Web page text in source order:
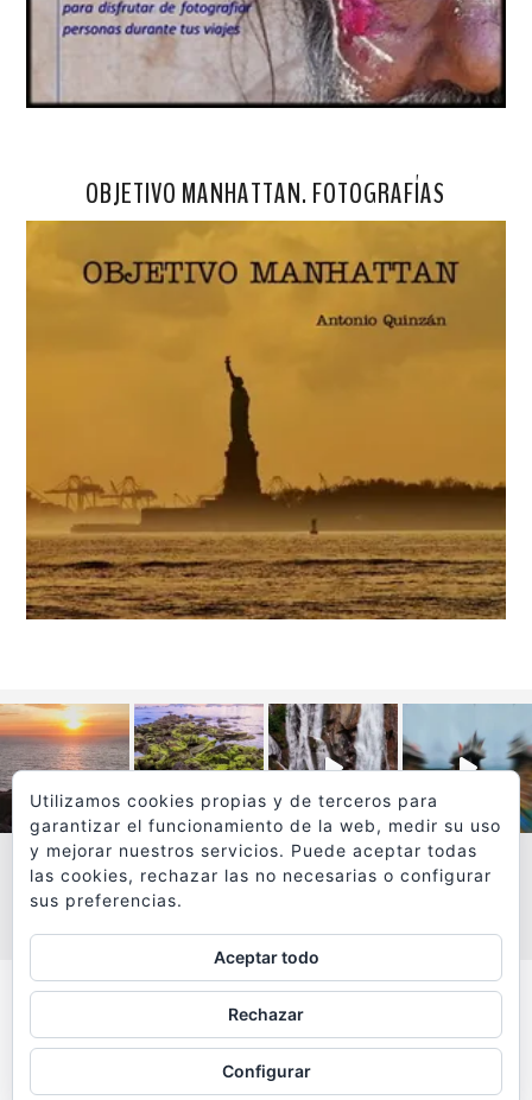
OBJETIVO MANHATTAN. FOTOGRAFÍAS
VER MÁS
Todos los textos y fotografías de
www.viajesyfotografia.comson propiedad de su autor
y están protegidos por © Copyright
Utilizamos cookies propias y de terceros para
garantizar el funcionamiento de la web, medir su uso
y mejorar nuestros servicios. Puede aceptar todas
las cookies, rechazar las no necesarias o configurar
sus preferencias.
Aceptar todo
Rechazar
Configurar